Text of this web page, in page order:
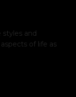
and
of life as